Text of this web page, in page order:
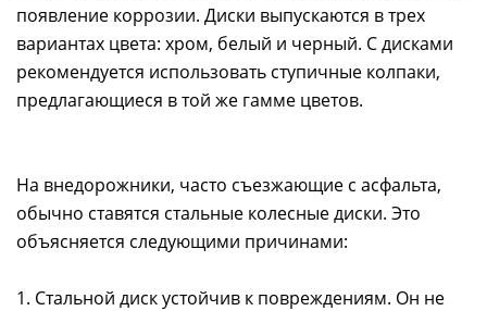
появление коррозии. Диски выпускаются в трех
вариантах цвета: хром, белый и черный. С дисками
рекомендуется использовать ступичные колпаки,
предлагающиеся в той же гамме цветов.
На внедорожники, часто съезжающие с асфальта,
обычно ставятся стальные колесные диски. Это
объясняется следующими причинами:
1. Стальной диск устойчив к повреждениям. Он не